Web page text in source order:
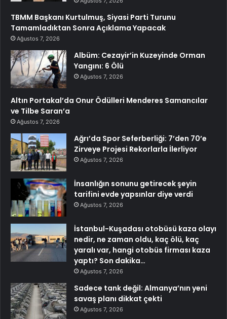
TBMM Başkanı Kurtulmuş, Siyasi Parti Turunu
Tamamladıktan Sonra Açıklama Yapacak
Ağustos 7, 2026
Albüm: Cezayir’in Kuzeyinde Orman
Yangını: 6 Ölü
Ağustos 7, 2026
Altın Portakal’da Onur Ödülleri Menderes Samancılar
ve Tilbe Saran’a
Ağustos 7, 2026
Ağrı’da Spor Seferberliği: 7’den 70’e
Zirveye Projesi Rekorlarla İlerliyor
Ağustos 7, 2026
İnsanlığın sonunu getirecek şeyin
tarifini evde yapsınlar diye verdi
Ağustos 7, 2026
İstanbul-Kuşadası otobüsü kaza olayı
nedir, ne zaman oldu, kaç ölü, kaç
yaralı var, hangi otobüs firması kaza
yaptı? Son dakika…
Ağustos 7, 2026
Sadece tank değil: Almanya’nın yeni
savaş planı dikkat çekti
Ağustos 7, 2026